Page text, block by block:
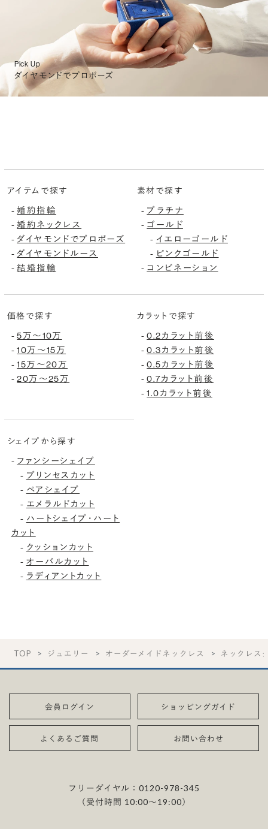
Pick Up
ダイヤモンドでプロポーズ
アイテムで探す
-婚約指輪
-婚約ネックレス
-ダイヤモンドでプロポーズ
-ダイヤモンドルース
-結婚指輪
素材で探す
- プラチナ
- ゴールド
- イエローゴールド
- ピンクゴールド
- コンビネーション
価格で探す
-5万〜10万
-10万〜15万
-15万〜20万
-20万〜25万
カラットで探す
-0.2カラット前後
-0.3カラット前後
-0.5カラット前後
-0.7カラット前後
-1.0カラット前後
シェイプから探す
- ファンシーシェイプ
- プリンセスカット
- ペアシェイプ
- エメラルドカット
- ハートシェイプ・ハート
カット
- クッションカット
- オーバルカット
- ラディアントカット
TOP ジュエリー オーダーメイドネックレス ネックレス
会員ログイン ショッピングガイド
よくあるご質問 お問い合わせ
フリーダイヤル：0120-978-345
（受付時間 10:00〜19:00）